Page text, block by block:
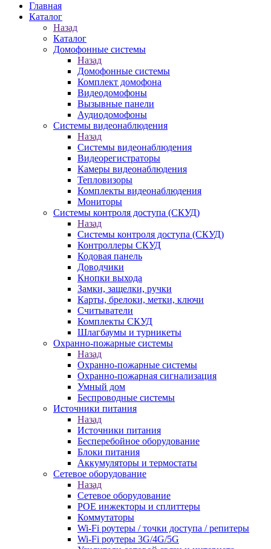
Главная
Каталог
Назад
Каталог
Домофонные системы
Назад
Домофонные системы
Комплект домофона
Видеодомофоны
Вызывные панели
Аудиодомофоны
Системы видеонаблюдения
Назад
Системы видеонаблюдения
Видеорегистраторы
Камеры видеонаблюдения
Тепловизоры
Комплекты видеонаблюдения
Мониторы
Системы контроля доступа (СКУД)
Назад
Системы контроля доступа (СКУД)
Контроллеры СКУД
Кодовая панель
Доводчики
Кнопки выхода
Замки, защелки, ручки
Карты, брелоки, метки, ключи
Считыватели
Комплекты СКУД
Шлагбаумы и турникеты
Охранно-пожарные системы
Назад
Охранно-пожарные системы
Охранно-пожарная сигнализация
Умный дом
Беспроводные системы
Источники питания
Назад
Источники питания
Бесперебойное оборудование
Блоки питания
Аккумуляторы и термостаты
Сетевое оборудование
Назад
Сетевое оборудование
POE инжекторы и сплиттеры
Коммутаторы
Wi-Fi роутеры / точки доступа / репитеры
Wi-Fi роутеры 3G/4G/5G